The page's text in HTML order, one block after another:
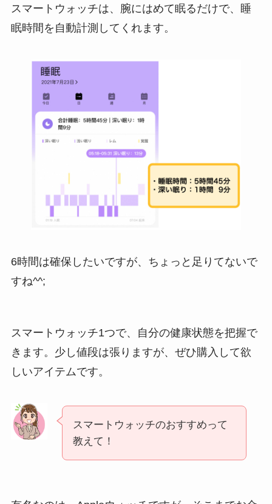
スマートウォッチは、腕にはめて眠るだけで、睡
眠時間を自動計測してくれます。
6時間は確保したいですが、ちょっと足りてないで
すね^^;
スマートウォッチ1つで、自分の健康状態を把握で
きます。少し値段は張りますが、ぜひ購入して欲
しいアイテムです。
スマートウォッチのおすすめって
教えて！